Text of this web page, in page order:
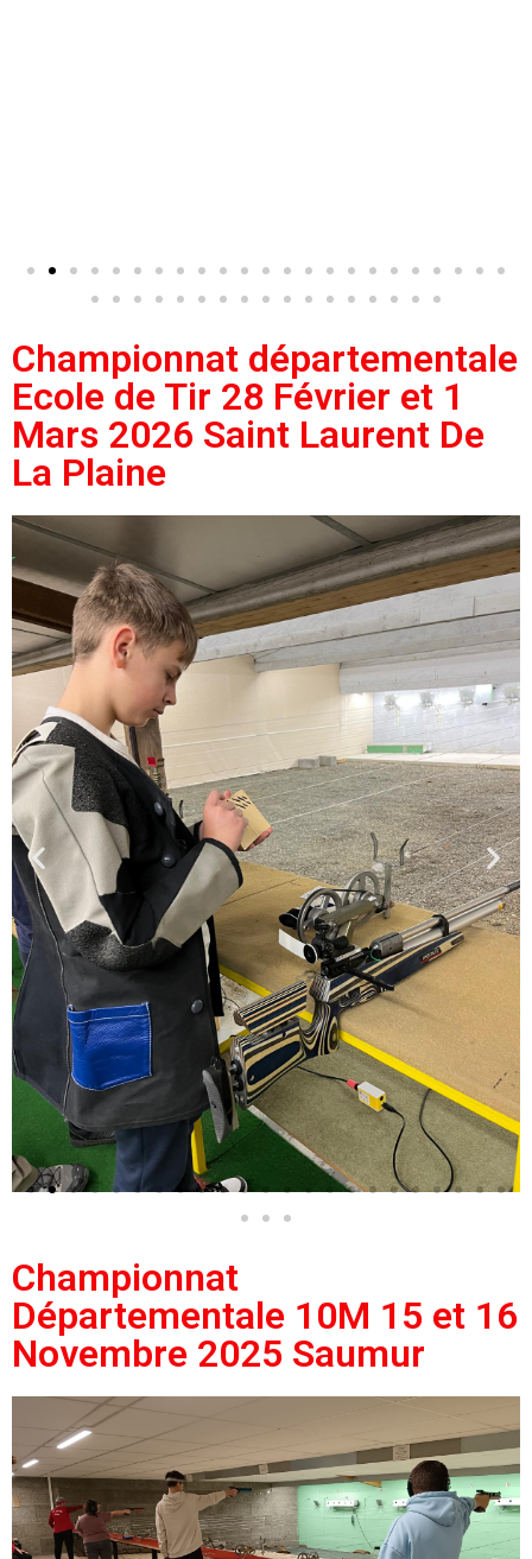
Championnat départementale
Ecole de Tir 28 Février et 1
Mars 2026 Saint Laurent De
La Plaine
Championnat
Départementale 10M 15 et 16
Novembre 2025 Saumur